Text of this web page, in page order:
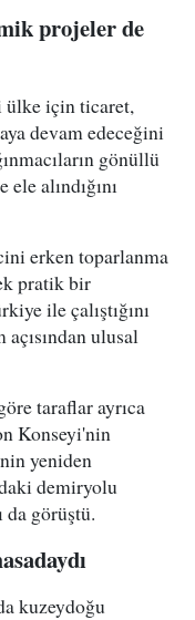
projeler de
ülke için ticaret,
devam edeceğini
gönüllü
alındığını
erken toparlanma
pratik bir
ile çalıştığını
ulusal
taraflar ayrıca
Konseyi'nin
yeniden
demiryolu
da görüştü.
kuzeydoğu